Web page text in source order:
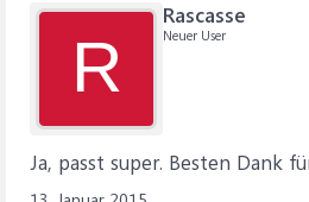
R
Rascasse
Neuer User
Ja, passt super. Besten Dank